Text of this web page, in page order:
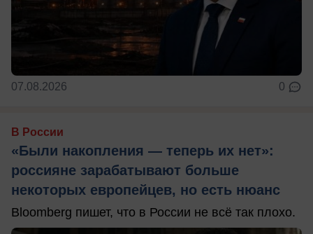
07.08.2026 0
В России
«Были накопления — теперь их нет»:
россияне зарабатывают больше
некоторых европейцев, но есть нюанс
Bloomberg пишет, что в России не всё так плохо.